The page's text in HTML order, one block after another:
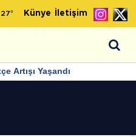
27° Künye İletişim
Artışı Yaşandı